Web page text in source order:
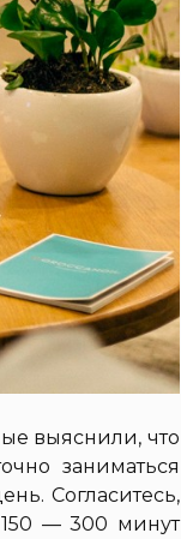
выяснили, что
заниматься
Согласитесь,
— 300 минут